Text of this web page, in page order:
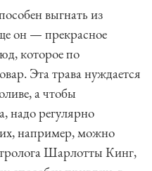
выгнать из
он — прекрасное
которое по
Эта трава нуждается
а чтобы
надо регулярно
например, можно
Шарлотты Кинг,